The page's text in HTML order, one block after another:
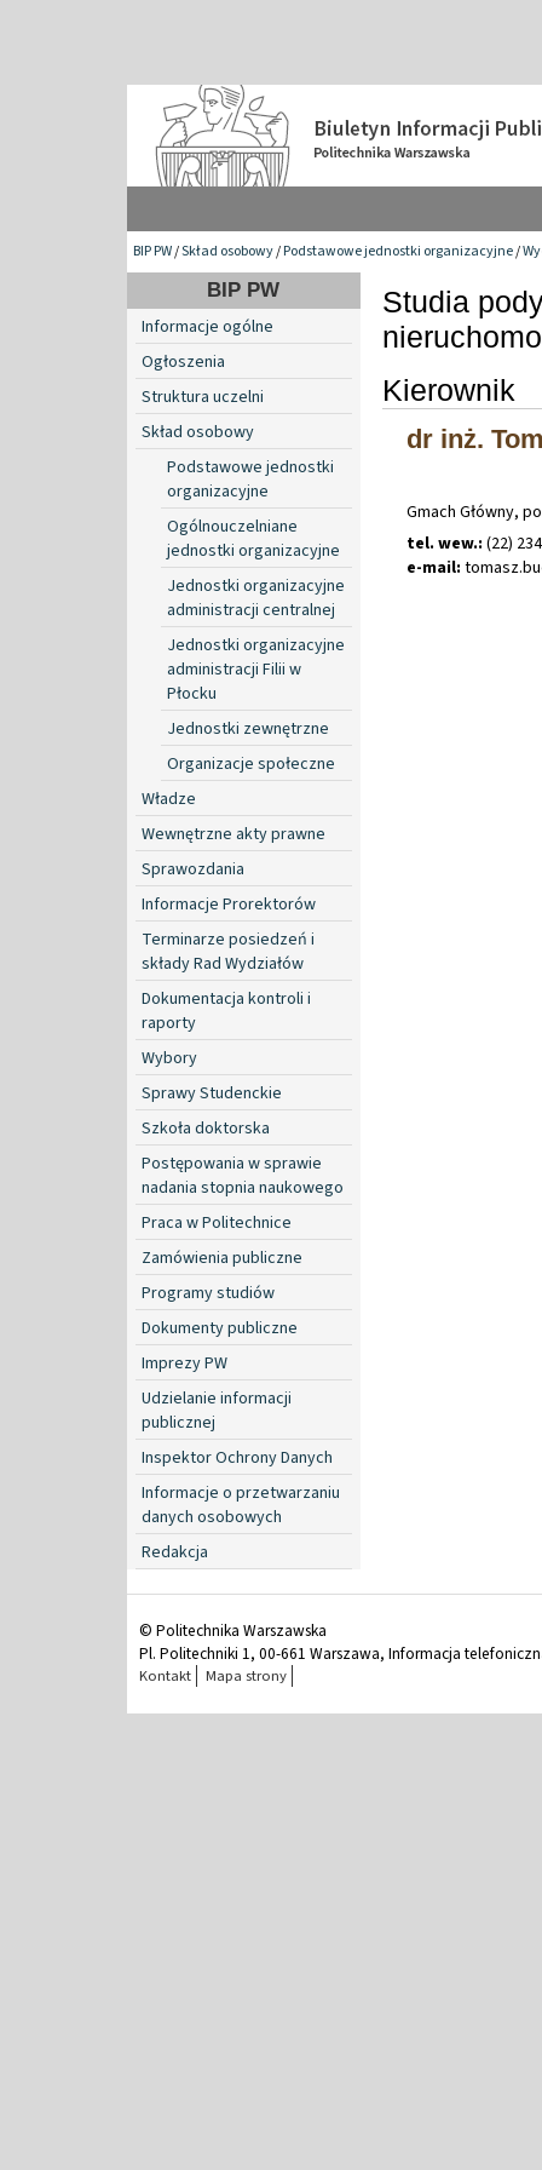
BIP PW/Skład osobowy/Podstawowe jednostki organizacyjne/
BIP PW
Informacje ogólne
Ogłoszenia
Struktura uczelni
Skład osobowy
Podstawowe jednostki
organizacyjne
Ogólnouczelniane
jednostki organizacyjne
Jednostki organizacyjne
administracji centralnej
Jednostki organizacyjne
administracji Filii w
Płocku
Jednostki zewnętrzne
Organizacje społeczne
Władze
Wewnętrzne akty prawne
Sprawozdania
Informacje Prorektorów
Terminarze posiedzeń i
składy Rad Wydziałów
Dokumentacja kontroli i
raporty
Wybory
Sprawy Studenckie
Szkoła doktorska
Postępowania w sprawie
nadania stopnia naukowego
Praca w Politechnice
Zamówienia publiczne
Programy studiów
Dokumenty publiczne
Imprezy PW
Udzielanie informacji
publicznej
Inspektor Ochrony Danych
Informacje o przetwarzaniu
danych osobowych
Redakcja
Studia
Kierownik
dr inż.
Gmach Główny,
tel. wew.: (22)
e-mail: tomasz.
© Politechnika Warszawska
Pl. Politechniki 1, 00-661 Warszawa, Informacja
Kontakt Mapa strony